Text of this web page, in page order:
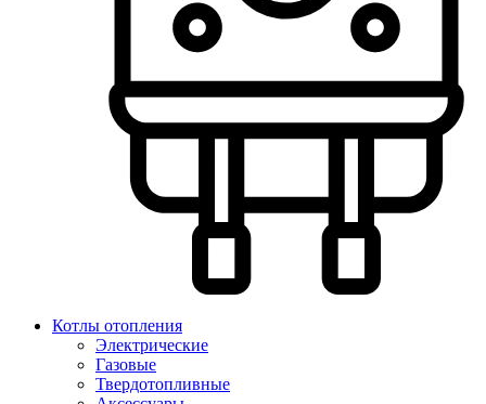
Котлы отопления
Электрические
Газовые
Твердотопливные